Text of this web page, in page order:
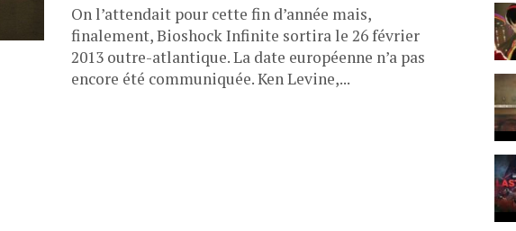
On l’attendait pour cette fin d’année mais,
finalement, Bioshock Infinite sortira le 26 février
2013 outre-atlantique. La date européenne n’a pas
encore été communiquée. Ken Levine,...